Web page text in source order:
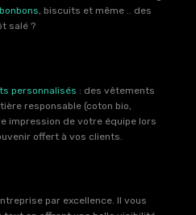
bonbons, biscuits et même .. des
salé ?
personnalisés : des vêtements
responsable (coton bio,
impression de votre équipe lors
offert à vos clients.
par excellence. Il vous